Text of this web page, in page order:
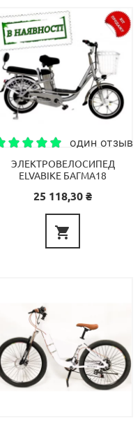
один отзыв
ЭЛЕКТРОВЕЛОСИПЕД
ELVABIKE БАГМА18
Цена
25 118,30 ₴
